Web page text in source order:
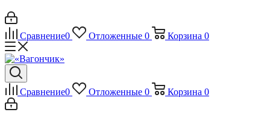
Сравнение0 Отложенные 0 Корзина 0
Сравнение0 Отложенные 0 Корзина 0